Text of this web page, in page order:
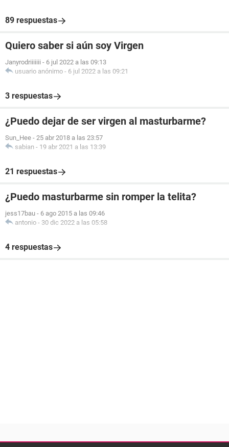
89 respuestas
Quiero saber si aún soy Virgen
Janyrodriiiiiii - 6 jul 2022 a las 09:13
usuario anónimo - 6 jul 2022 a las 09:21
3 respuestas
¿Puedo dejar de ser virgen al masturbarme?
Sun_Hee - 25 abr 2018 a las 23:57
sabian - 19 abr 2021 a las 13:39
21 respuestas
¿Puedo masturbarme sin romper la telita?
jess17bau - 6 ago 2015 a las 09:46
antonio - 30 dic 2022 a las 05:58
4 respuestas